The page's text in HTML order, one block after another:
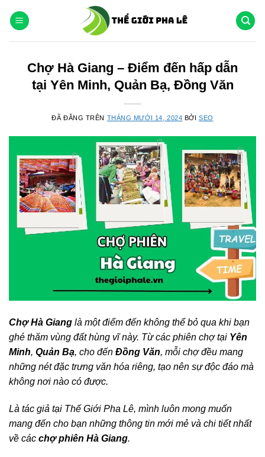
đến
Chợ Hà Giang – Điểm đến hấp dẫn
tại Yên Minh, Quản Bạ, Đồng Văn
ĐÃ ĐĂNG TRÊN THÁNG MƯỜI 14, 2024 BỞISEO
Chợ Hà Giang là một điểm đến không thể bỏ qua khi bạn
ghé thăm vùng đất hùng vĩ này. Từ các phiên chợ tại Yên
Minh, Quản Bạ, cho đến Đồng Văn, mỗi chợ đều mang
những nét đặc trưng văn hóa riêng, tạo nên sự độc đáo mà
không nơi nào có được.
Là tác giả tại Thế Giới Pha Lê, mình luôn mong muốn
mang đến cho bạn những thông tin mới mẻ và chi tiết nhất
về các chợ phiên Hà Giang.